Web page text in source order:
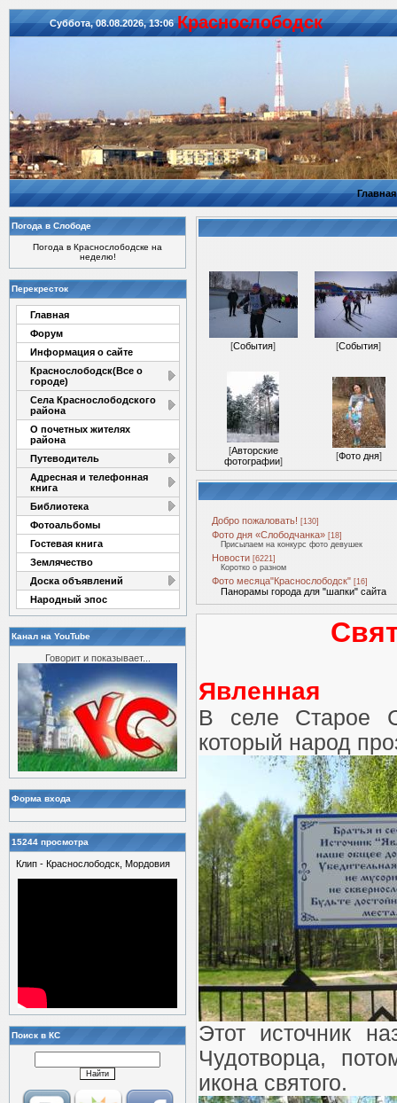
Суббота, 08.08.2026, 13:06 Красноcлободск
Главная
Погода в Слободе
Погода в Краснослободске на
неделю!
Перекресток
Главная
Форум
Информация о сайте
Краснослободск(Все о
городе)
Села Краснослободского
района
О почетных жителях
района
Путеводитель
Адресная и телефонная
книга
Библиотека
Фотоальбомы
Гостевая книга
Землячество
Доска объявлений
Народный эпос
Канал на YouTube
Говорит и показывает...
Форма входа
15244 просмотра
Клип - Краснослободск, Мордовия
Поиск в КС
[События] [События]
[Авторские
фотографии] [Фото дня]
Добро пожаловать! [130]
Фото дня «Слободчанка» [18]
Присылаем на конкурс фото девушек
Новости [6221]
Коротко о разном
Фото месяца"Краснослободск" [16]
Панорамы города для "шапки" сайта
Явленная
В селе Старое
который народ
Этот источник
Чудотворца,
икона святого.